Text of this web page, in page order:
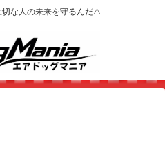
切な人の未来を守るんだ⚠️